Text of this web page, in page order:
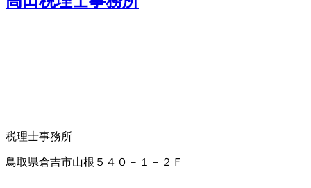
税理士事務所
鳥取県倉吉市山根５４０－１－２Ｆ